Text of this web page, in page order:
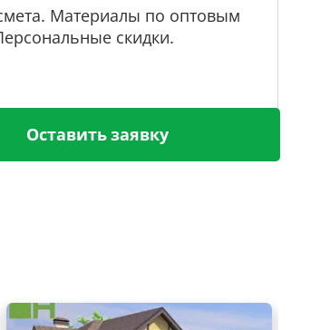
Материалы по оптовым
скидки.
Оставить заявку